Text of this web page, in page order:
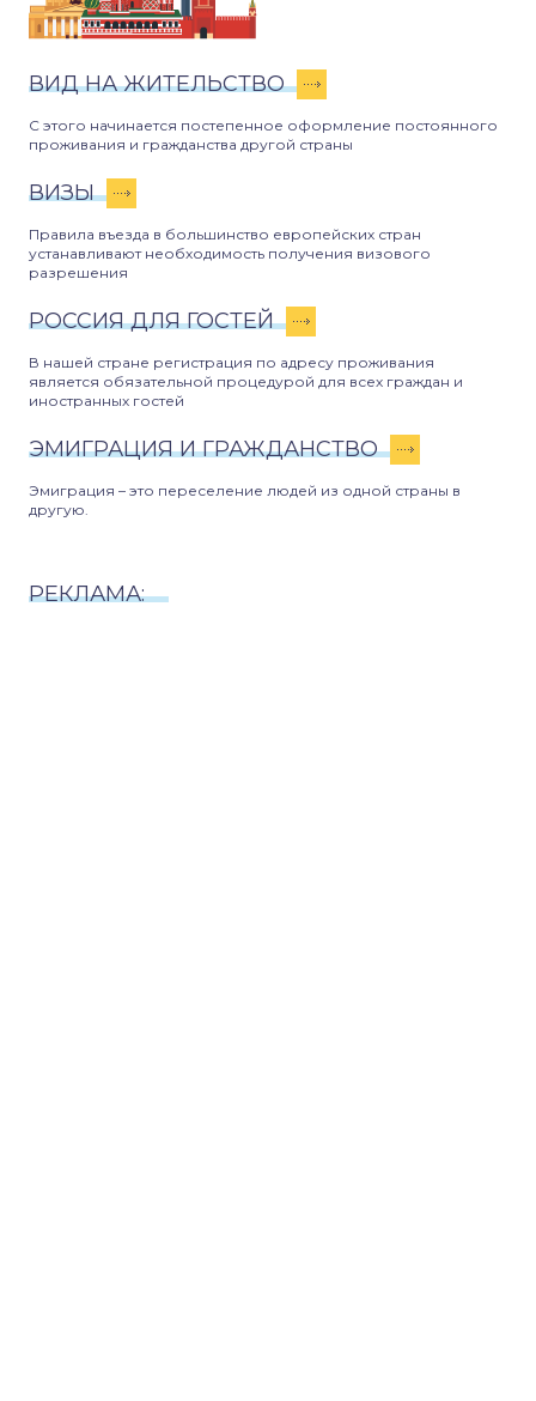
ВИД НА ЖИТЕЛЬСТВО
С этого начинается постепенное оформление постоянного
проживания и гражданства другой страны
ВИЗЫ
Правила въезда в большинство европейских стран
устанавливают необходимость получения визового
разрешения
РОССИЯ ДЛЯ ГОСТЕЙ
В нашей стране регистрация по адресу проживания
является обязательной процедурой для всех граждан и
иностранных гостей
ЭМИГРАЦИЯ И ГРАЖДАНСТВО
Эмиграция – это переселение людей из одной страны в
другую.
РЕКЛАМА: